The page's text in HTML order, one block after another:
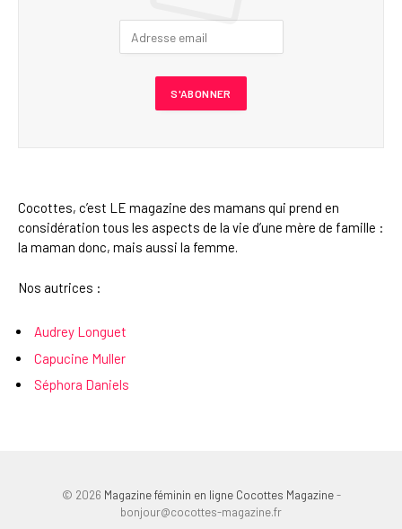
Cocottes, c’est LE magazine des mamans qui prend en
considération tous les aspects de la vie d’une mère de famille :
la maman donc, mais aussi la femme.
Nos autrices :
Audrey Longuet
Capucine Muller
Séphora Daniels
© 2026 Magazine féminin en ligne Cocottes Magazine-
bonjour@cocottes-magazine.fr